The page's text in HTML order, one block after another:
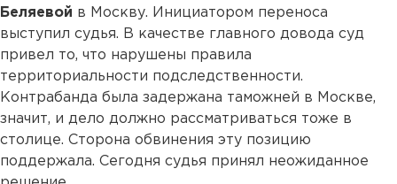
Беляевой в Москву. Инициатором переноса
выступил судья. В качестве главного довода суд
привел то, что нарушены правила
территориальности подследственности.
Контрабанда была задержана таможней в Москве,
значит, и дело должно рассматриваться тоже в
столице. Сторона обвинения эту позицию
поддержала. Сегодня судья принял неожиданное